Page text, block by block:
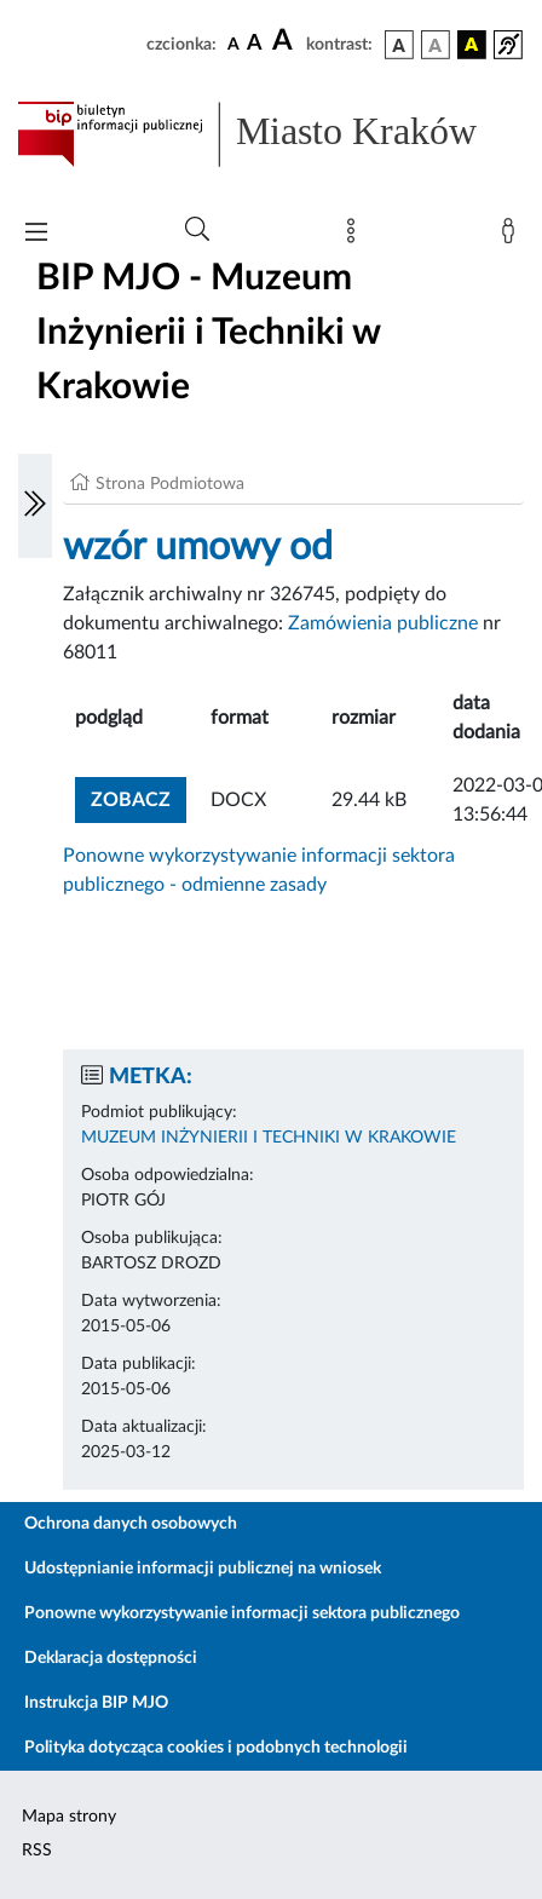
czcionka: A A A kontrast:
Miasto Kraków
BIP MJO - Muzeum
Inżynierii i Techniki w
Krakowie
Strona Podmiotowa
wzór umowy od
Załącznik archiwalny nr 326745, podpięty do
dokumentu archiwalnego:Zamówienia publiczne nr
68011
podgląd format rozmiar
data
dodania
ZOBACZZOBACZ ZAŁĄCZNIK
DOCX 29.44 kB
2022-03-
13:56:44
Ponowne wykorzystywanie informacji sektora
publicznego - odmienne zasady
METKA:
Podmiot publikujący:
MUZEUM INŻYNIERII I TECHNIKI W KRAKOWIE
Osoba odpowiedzialna:
PIOTR GÓJ
Osoba publikująca:
BARTOSZ DROZD
Data wytworzenia:
2015-05-06
Data publikacji:
2015-05-06
Data aktualizacji:
2025-03-12
Ochrona danych osobowych
Udostępnianie informacji publicznej na wniosek
Ponowne wykorzystywanie informacji sektora publicznego
Deklaracja dostępności
Instrukcja BIP MJO
Polityka dotycząca cookies i podobnych technologii
Mapa strony
RSS